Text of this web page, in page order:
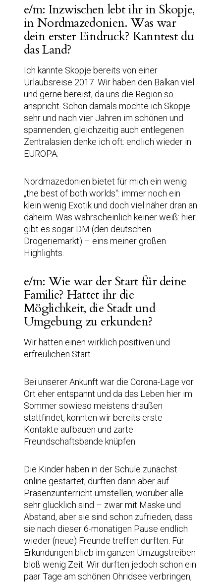
e/m: Inzwischen lebt ihr in Skopje,
in Nordmazedonien. Was war
dein erster Eindruck? Kanntest du
das Land?
Ich kannte Skopje bereits von einer
Urlaubsreise 2017. Wir haben den Balkan viel
und gerne bereist, da uns die Region so
anspricht. Schon damals mochte ich Skopje
sehr und nach vier Jahren im schönen und
spannenden, gleichzeitig auch entlegenen
Zentralasien denke ich oft: endlich wieder in
EUROPA.
Nordmazedonien bietet für mich ein wenig
„the best of both worlds“: immer noch ein
klein wenig Exotik und doch viel näher dran an
daheim. Was wahrscheinlich keiner weiß: hier
gibt es sogar DM (den deutschen
Drogeriemarkt) – eins meiner großen
Highlights.
e/m: Wie war der Start für deine
Familie? Hattet ihr die
Möglichkeit, die Stadt und
Umgebung zu erkunden?
Wir hatten einen wirklich positiven und
erfreulichen Start.
Bei unserer Ankunft war die Corona-Lage vor
Ort eher entspannt und da das Leben hier im
Sommer sowieso meistens draußen
stattfindet, konnten wir bereits erste
Kontakte aufbauen und zarte
Freundschaftsbande knüpfen.
Die Kinder haben in der Schule zunächst
online gestartet, durften dann aber auf
Präsenzunterricht umstellen, worüber alle
sehr glücklich sind – zwar mit Maske und
Abstand, aber sie sind schon zufrieden, dass
sie nach dieser 6-monatigen Pause endlich
wieder (neue) Freunde treffen durften. Für
Erkundungen blieb im ganzen Umzugstreiben
bloß wenig Zeit. Wir durften jedoch schon ein
paar Tage am schönen Ohridsee verbringen,